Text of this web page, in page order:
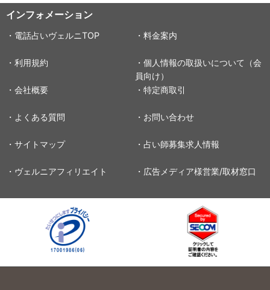
インフォメーション
・電話占いヴェルニTOP ・料金案内
・利用規約
・個人情報の取扱いについて（会
員向け）
・会社概要
・特定商取引
・よくある質問 ・お問い合わせ
・サイトマップ ・占い師募集求人情報
・ヴェルニアフィリエイト ・広告メディア様営業/取材窓口